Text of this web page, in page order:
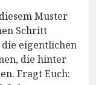
Muster
Schritt
eigentlichen
die hinter
Fragt Euch: